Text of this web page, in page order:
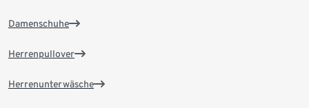
Damenschuhe
Herrenpullover
Herrenunterwäsche